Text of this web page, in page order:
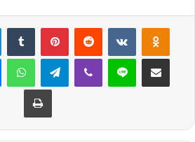
LinkedInTumblr PinterestReddit VKontakte
MessengerWhatsAppTelegramViber Line E-Posta ile
Yazdır